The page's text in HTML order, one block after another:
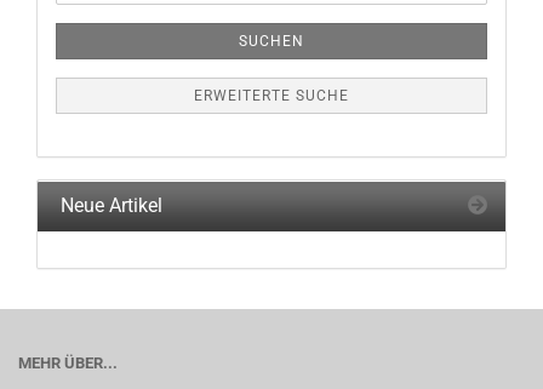
SUCHEN
ERWEITERTE SUCHE
Neue Artikel
MEHR ÜBER...